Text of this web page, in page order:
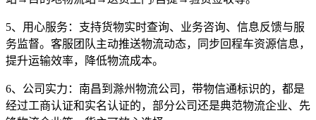
5、用心服务： 支持货物实时查询、业务咨询、信息反馈与服
务监督。客服团队主动推送物流动态，同步回程车资源信息，
提升运输效率，降低物流成本。
6、公司实力： 南昌到滁州物流公司，带物信通标识的，都是
经过工商认证和实名认证的，部分公司还是典范物流企业、先